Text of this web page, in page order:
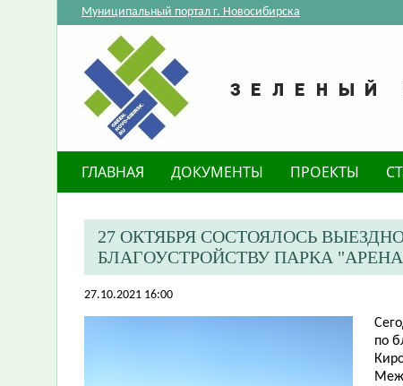
Муниципальный портал г. Новосибирска
ГЛАВНАЯ ДОКУМЕНТЫ ПРОЕКТЫ
27 ОКТЯБРЯ СОСТОЯЛОСЬ
БЛАГОУСТРОЙСТВУ ПАРКА
27.10.2021 16:00
по